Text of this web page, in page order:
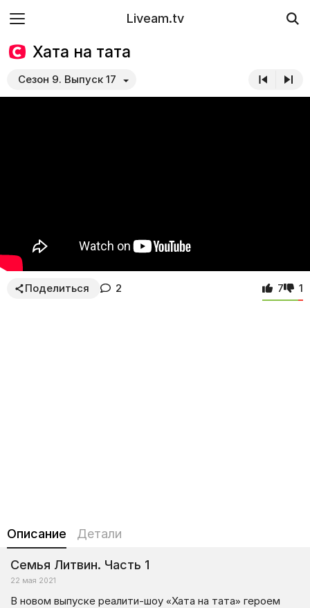
Liveam.tv
Хата на тата
Сезон 9. Выпуск 17
Поделиться 2 7 1
Описание Детали
Семья Литвин. Часть 1
22 мая 2021
В новом выпуске реалити-шоу «Хата на тата» героем